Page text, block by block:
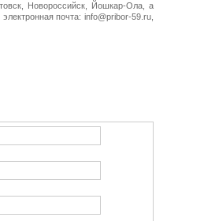
Новороссийск, Йошкар-Ола, а
почта: info@pribor-59.ru,